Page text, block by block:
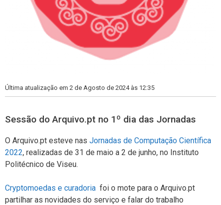
Última atualização em 2 de Agosto de 2024 às 12:35
Sessão do Arquivo.pt no 1º dia das Jornadas
O Arquivo.pt esteve nas Jornadas de Computação Científica
2022, realizadas de 31 de maio a 2 de junho, no Instituto
Politécnico de Viseu.
Cryptomoedas e curadoria foi o mote para o Arquivo.pt
partilhar as novidades do serviço e falar do trabalho